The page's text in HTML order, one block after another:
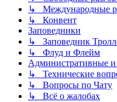
↳ Международные
↳ Конвент
Заповедники
↳ Заповедник
↳ Флуд и Флейм
Административные
↳ Технические
↳ Вопросы по Чату
↳ Всё о жалобах